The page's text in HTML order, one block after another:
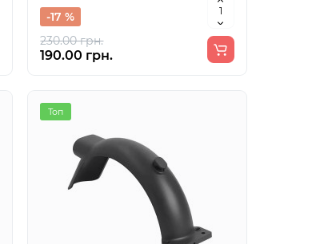
230.00 грн.
-17 %
190.00 грн.
Топ